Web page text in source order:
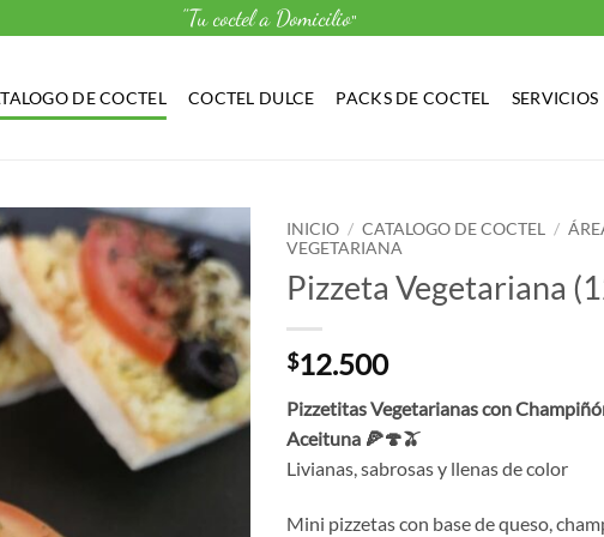
"Tu coctel a Domicilio"
DE COCTEL COCTEL DULCE PACKS DE COCTEL SERVICIOS
INICIO / CATALOGO DE COCTEL /
VEGETARIANA
Pizzeta Vegetariana
$12.500
Pizzetitas Vegetarianas con
Aceituna 🍕🍄🫒
Livianas, sabrosas y llenas de color
Mini pizzetas con base de queso,